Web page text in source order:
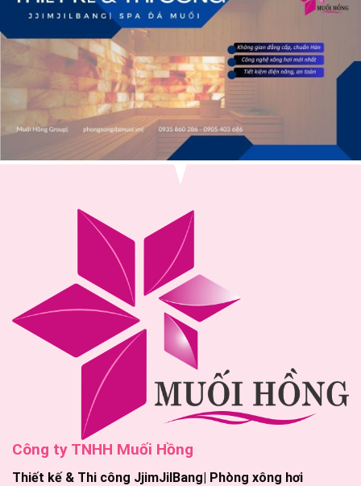
Công ty TNHH Muối Hồng
Thiết kế & Thi công JjimJilBang| Phòng xông hơi